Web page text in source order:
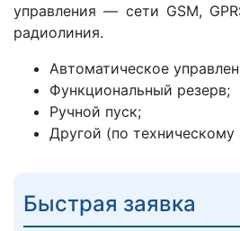
управления — сети GSM,
радиолиния.
Автоматическое
Функциональный резерв;
Ручной пуск;
Другой (по техническому
Быстрая заявка